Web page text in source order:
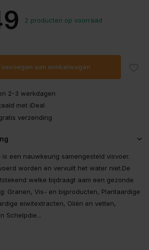
2 producten op voorraad
aan winkelwagen
2-3 werkdagen
met iDeal
verzending
is een nauwkeurig samengesteld visvoer.
worden en vervuilt het water niet.De
welke bijdraagt aam een gezonde
Granen, Vis- en bijproducten, Plantaardige
eiwitextracten, Oliën en vetten,
Schelpdie...